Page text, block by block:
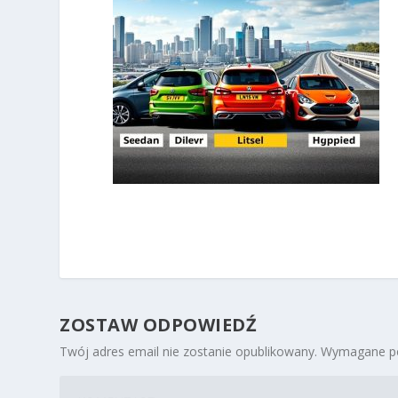
ZOSTAW ODPOWIEDŹ
Twój adres email nie zostanie opublikowany. Wymagane